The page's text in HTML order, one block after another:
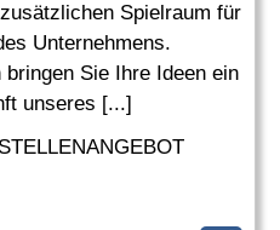
Spielraum für
Unternehmens.
Sie Ihre Ideen ein
unseres [...]